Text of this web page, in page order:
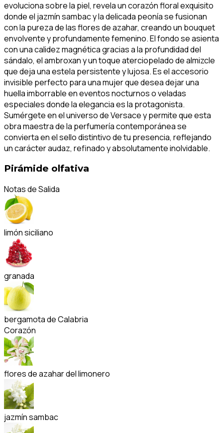
evoluciona sobre la piel, revela un corazón floral exquisito
donde el jazmín sambac y la delicada peonía se fusionan
con la pureza de las flores de azahar, creando un bouquet
envolvente y profundamente femenino. El fondo se asienta
con una calidez magnética gracias a la profundidad del
sándalo, el ambroxan y un toque aterciopelado de almizcle
que deja una estela persistente y lujosa. Es el accesorio
invisible perfecto para una mujer que desea dejar una
huella imborrable en eventos nocturnos o veladas
especiales donde la elegancia es la protagonista.
Sumérgete en el universo de Versace y permite que esta
obra maestra de la perfumería contemporánea se
convierta en el sello distintivo de tu presencia, reflejando
un carácter audaz, refinado y absolutamente inolvidable.
Pirámide olfativa
Notas de Salida
limón siciliano
granada
bergamota de Calabria
Corazón
flores de azahar del limonero
jazmín sambac